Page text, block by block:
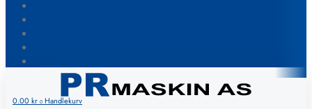
0.00kr 0 Handlekurv